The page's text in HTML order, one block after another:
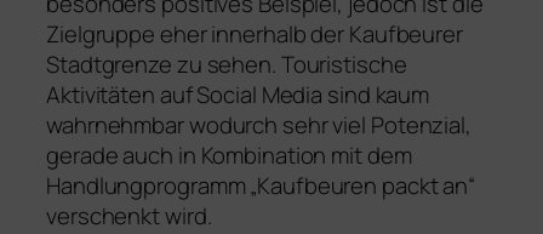
Zielgruppe eher innerhalb der Kaufbeurer
Stadtgrenze zu sehen. Touristische
Aktivitäten auf Social Media sind kaum
wahrnehmbar wodurch sehr viel Potenzial,
gerade auch in Kombination mit dem
Handlungprogramm „Kaufbeuren packt an“
verschenkt wird.